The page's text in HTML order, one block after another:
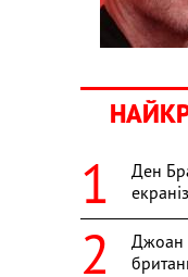
Ден
Джоан